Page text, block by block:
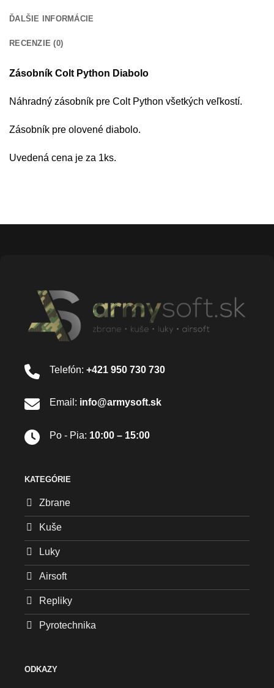
ĎALŠIE INFORMÁCIE
RECENZIE (0)
Zásobník Colt Python Diabolo
Náhradný zásobník pre Colt Python všetkých veľkostí.
Zásobník pre olovené diabolo.
Uvedená cena je za 1ks.
Telefón: +421 950 730 730
Email: info@armysoft.sk
Po - Pia: 10:00 – 15:00
KATEGÓRIE
Zbrane
Kuše
Luky
Airsoft
Repliky
Pyrotechnika
ODKAZY